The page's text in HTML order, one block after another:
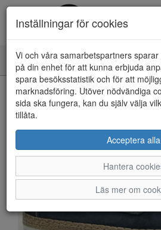
Toggle
navigation
HEM
Inställningar för cookies
Vi och våra samarbetspartners
på din enhet för att kunna erbjuda
spara besöksstatistik och för att
marknadsföring. Utöver nödvändiga
sida ska fungera, kan du själv välja
tillåta.
Acceptera alla
Hantera
Läs mer om